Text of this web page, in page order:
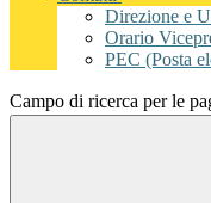
Direzione e
Orario
PEC (Posta
Campo di ricerca per le